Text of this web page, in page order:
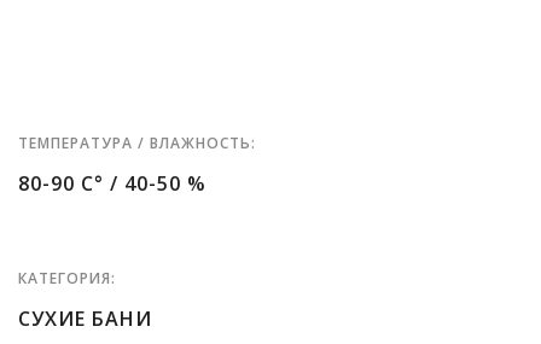
ТЕМПЕРАТУРА / ВЛАЖНОСТЬ:
80-90 C° / 40-50 %
КАТЕГОРИЯ:
СУХИЕ БАНИ